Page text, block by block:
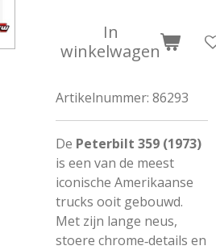
In
winkelwagen
Artikelnummer: 86293
De Peterbilt 359 (1973)
is een van de meest
iconische Amerikaanse
trucks ooit gebouwd.
Met zijn lange neus,
stoere chrome‑details en